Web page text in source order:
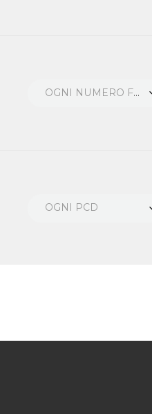
OGNI NUMERO FORI
OGNI PCD